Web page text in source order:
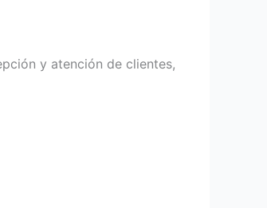
y atención de clientes,